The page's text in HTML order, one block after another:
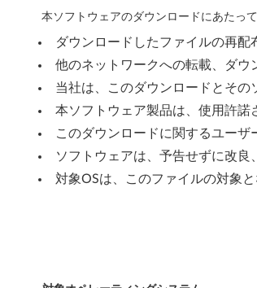
s
7
(
3
2
b
本ソフトウェアのダウンロードにあたっ
ダウンロードしたファイルの再配
他のネットワークへの転載、ダウ
当社は、このダウンロードとその
本ソフトウェア製品は、使用許諾
このダウンロードに関するユーザ
ソフトウェアは、予告せずに改良
対象OSは、このファイルの対象